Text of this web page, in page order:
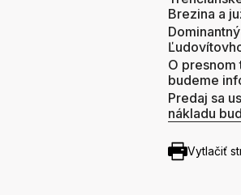
Brezina a
O presnom
budeme
Predaj sa
nákladu
Vytlačiť